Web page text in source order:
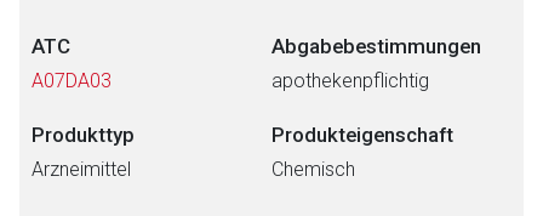
ATC
A07DA03
Abgabebestimmungen
apothekenpflichtig
Produkttyp
Arzneimittel
Produkteigenschaft
Chemisch